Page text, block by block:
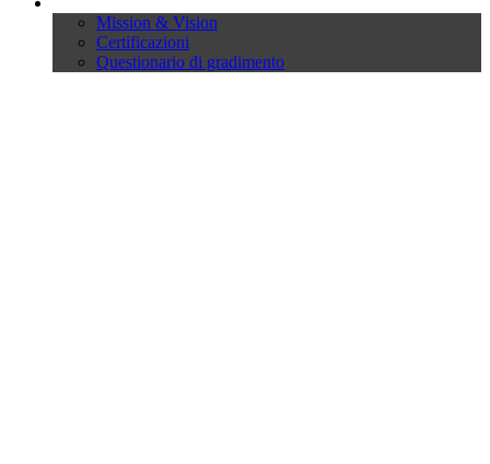
Mission & Vision
Certificazioni
Questionario di gradimento